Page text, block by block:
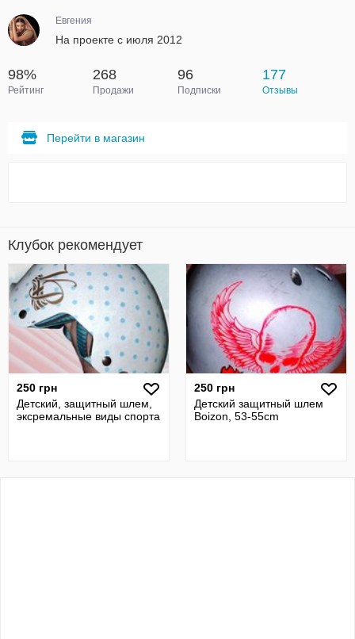
Евгения
На проекте с июля 2012
98%
Рейтинг
268
Продажи
96
Подписки
177
Отзывы
Перейти в магазин
Клубок рекомендует
250 грн
Детский, защитный шлем,
эксремальные виды спорта
250 грн
Детский защитный шлем
Boizon, 53-55cm